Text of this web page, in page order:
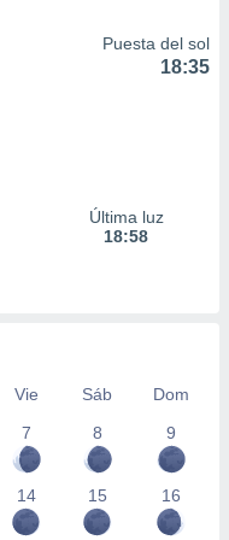
Puesta del sol
18:35
Última luz
18:58
Vie Sáb
Dom
7 8 9
14 15 16